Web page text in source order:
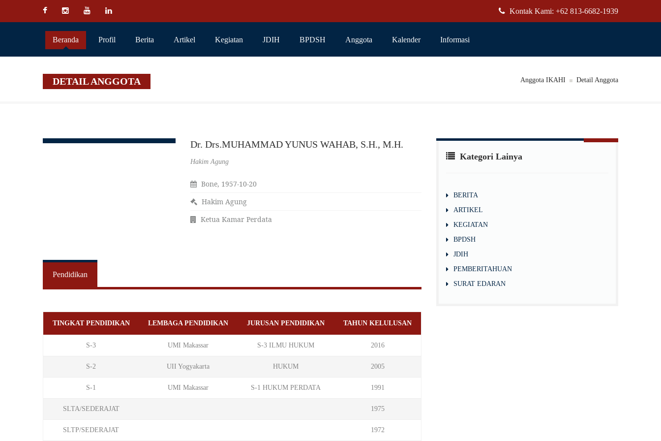
Kontak Kami: +62 813-6682-1939
Beranda Profil Berita Artikel Kegiatan JDIH BPDSH Anggota Kalender Informasi
DETAIL ANGGOTA Anggota IKAHI Detail Anggota
Dr. Drs.MUHAMMAD YUNUS WAHAB, S.H., M.H.
Hakim Agung
Bone, 1957-10-20
Hakim Agung
Ketua Kamar Perdata
Pendidikan
TINGKAT PENDIDIKAN LEMBAGA PENDIDIKAN JURUSAN PENDIDIKAN TAHUN KELULUSAN
S-3 UMI Makassar S-3 ILMU HUKUM 2016
S-2 UII Yogyakarta HUKUM 2005
S-1 UMI Makassar S-1 HUKUM PERDATA 1991
SLTA/SEDERAJAT 1975
SLTP/SEDERAJAT 1972
Kategori Lainya
BERITA
ARTIKEL
KEGIATAN
BPDSH
JDIH
PEMBERITAHUAN
SURAT EDARAN